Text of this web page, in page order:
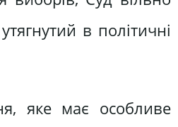
в політичні
яке має особливе